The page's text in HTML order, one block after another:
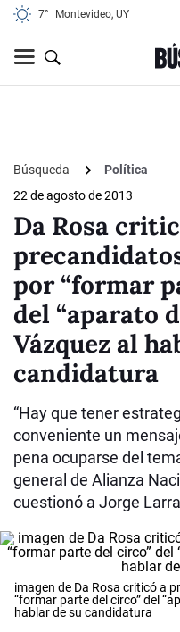
7° Montevideo, UY
Búsqueda
Política
22 de agosto de 2013
Da Rosa
por “formar
del “aparato
Vázquez al
candidatura
“Hay que tener
conveniente un
pena ocuparse del
general de Alianza
cuestionó a Jorge
imagen de Da Rosa criticó a
“formar parte del circo” del
hablar de su candidatura